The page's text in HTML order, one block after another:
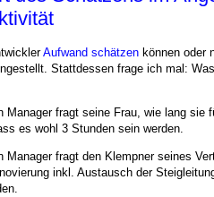
Aufwand schätzen können oder
Stattdessen frage ich mal:
Manager fragt seine Frau, wie lang sie
es wohl 3 Stunden sein werden.
Manager fragt den Klempner seines
inkl. Austausch der